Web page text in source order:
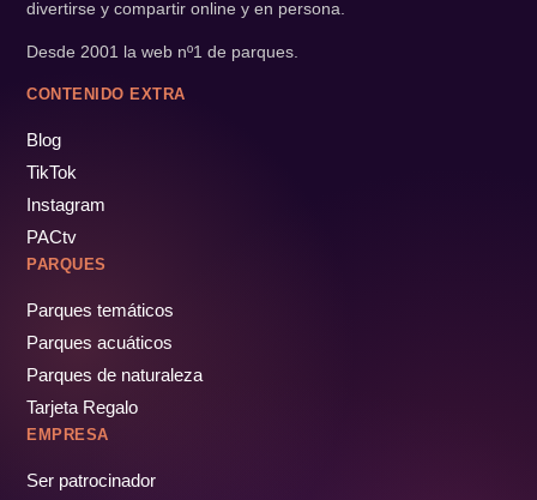
divertirse y compartir online y en persona.
Desde 2001 la web nº1 de parques.
CONTENIDO EXTRA
Blog
TikTok
Instagram
PACtv
PARQUES
Parques temáticos
Parques acuáticos
Parques de naturaleza
Tarjeta Regalo
EMPRESA
Ser patrocinador